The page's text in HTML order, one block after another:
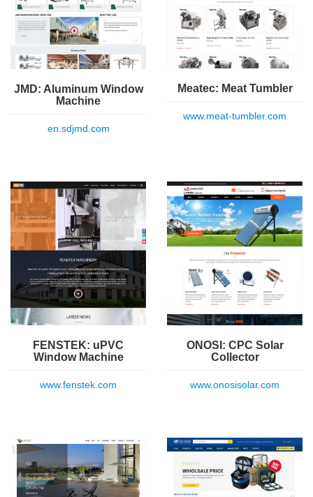
JMD: Aluminum Window
Machine
en.sdjmd.com
Meatec: Meat Tumbler
www.meat-tumbler.com
FENSTEK: uPVC
Window Machine
www.fenstek.com
ONOSI: CPC Solar
Collector
www.onosisolar.com